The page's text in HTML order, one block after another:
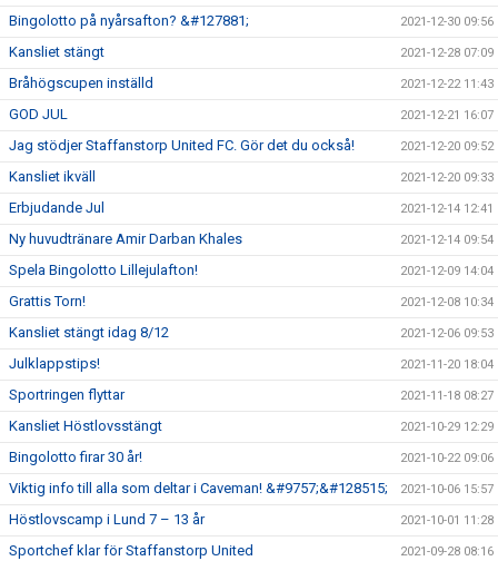
Bingolotto på nyårsafton? &#127881; 2021-12-30 09:56
Kansliet stängt 2021-12-28 07:09
Bråhögscupen inställd 2021-12-22 11:43
GOD JUL 2021-12-21 16:07
Jag stödjer Staffanstorp United FC. Gör det du också! 2021-12-20 09:52
Kansliet ikväll 2021-12-20 09:33
Erbjudande Jul 2021-12-14 12:41
Ny huvudtränare Amir Darban Khales 2021-12-14 09:54
Spela Bingolotto Lillejulafton! 2021-12-09 14:04
Grattis Torn! 2021-12-08 10:34
Kansliet stängt idag 8/12 2021-12-06 09:53
Julklappstips! 2021-11-20 18:04
Sportringen flyttar 2021-11-18 08:27
Kansliet Höstlovsstängt 2021-10-29 12:29
Bingolotto firar 30 år! 2021-10-22 09:06
Viktig info till alla som deltar i Caveman! &#9757;&#128515; 2021-10-06 15:57
Höstlovscamp i Lund 7 – 13 år 2021-10-01 11:28
Sportchef klar för Staffanstorp United 2021-09-28 08:16